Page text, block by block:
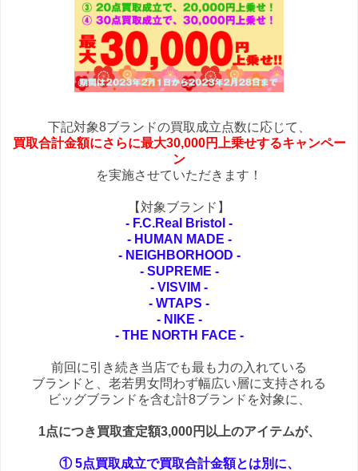
下記対象8ブランドの買取成立点数に応じて、
買取合計金額にさらに最大30,000円上乗せするキャンペー
ン
を実施させていただきます！
【対象ブランド】
- F.C.Real Bristol -
- HUMAN MADE -
- NEIGHBORHOOD -
- SUPREME -
- VISVIM -
- WTAPS -
- NIKE -
- THE NORTH FACE -
前回に引き続き当店でも最も力の入れている
ブランドと、老若男女問わず幅広い層に支持される
ビッグブランドを含む計8ブランドを対象に、
1点につき買取査定額3,000円以上のアイテムが、
① 5点買取成立で買取合計金額とは別に、